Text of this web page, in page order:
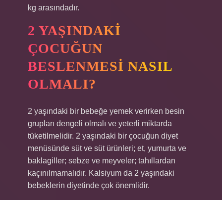
kg arasındadır.
2 YAŞINDAKI
ÇOCUĞUN
BESLENMESI NASIL
OLMALI?
2 yaşındaki bir bebeğe yemek verirken besin
grupları dengeli olmalı ve yeterli miktarda
tüketilmelidir. 2 yaşındaki bir çocuğun diyet
menüsünde süt ve süt ürünleri; et, yumurta ve
baklagiller; sebze ve meyveler; tahıllardan
kaçınılmamalıdır. Kalsiyum da 2 yaşındaki
bebeklerin diyetinde çok önemlidir.